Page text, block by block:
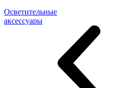
Осветительные
аксессуары